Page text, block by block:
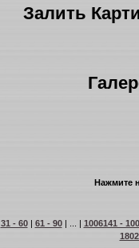
Залить
Нажмите
31 - 60| 61 - 90| ... | 1006141 -